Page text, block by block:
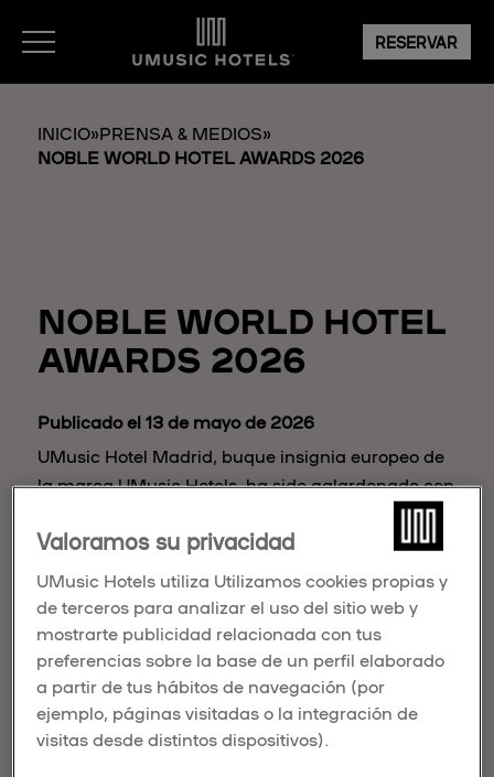
RESERVAR
INICIO»PRENSA & MEDIOS»
NOBLE WORLD HOTEL AWARDS 2026
NOBLE WORLD HOTEL
AWARDS 2026
Publicado el 13 de mayo de 2026
UMusic Hotel Madrid, buque insignia europeo de
la marca UMusic Hotels, ha sido galardonado con
nueve premios en los prestigiosos Noble World
Hotel Awards 2026, certamen internacional que
reconoce los logros más destacados en la
hospitalidad de lujo y el liderazgo hotelero a nivel
mundial.
Valoramos su privacidad
UMusic Hotels utiliza Utilizamos cookies propias y
de terceros para analizar el uso del sitio web y
mostrarte publicidad relacionada con tus
preferencias sobre la base de un perfil elaborado
a partir de tus hábitos de navegación (por
ejemplo, páginas visitadas o la integración de
visitas desde distintos dispositivos).